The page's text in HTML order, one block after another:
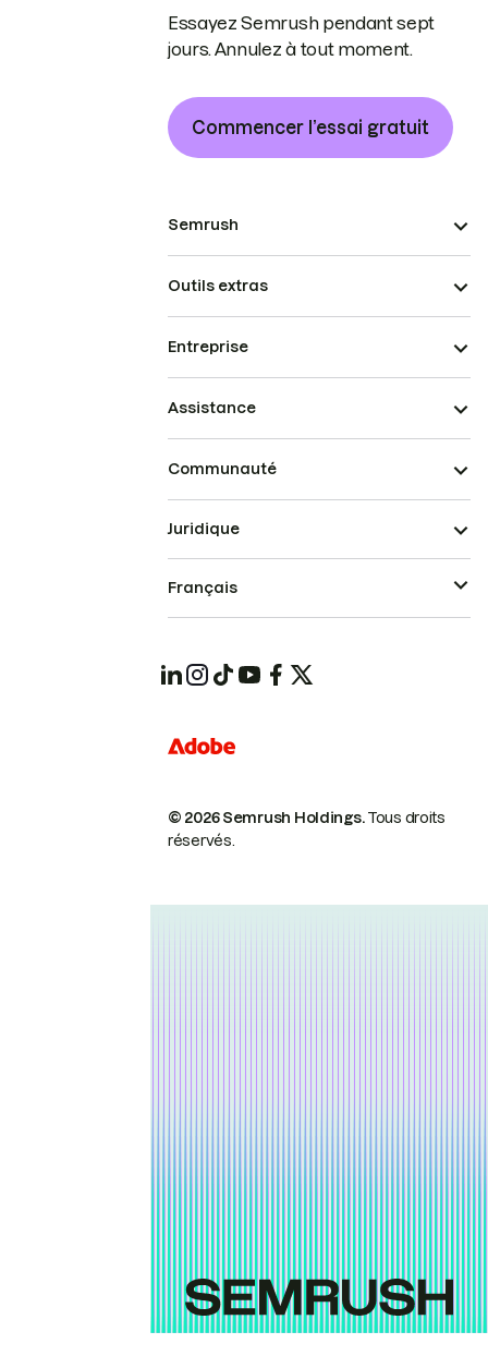
Essayez Semrush pendant sept
jours. Annulez à tout moment.
Commencer l’essai gratuit
Semrush
Outils extras
Entreprise
Assistance
Communauté
© 2026 Semrush Holdings.Tous droits
réservés.
Juridique
Français